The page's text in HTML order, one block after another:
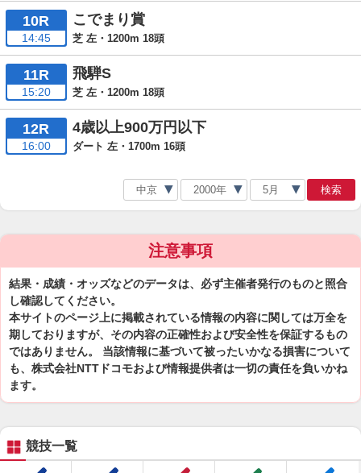
10R
14:45
こでまり賞
芝 左・1200m 18頭
11R
15:20
飛騨S
芝 左・1200m 18頭
12R
16:00
4歳以上900万円以下
ダート 左・1700m 16頭
検索
注意事項
結果・成績・オッズなどのデータは、必ず主催者発行のものと照合
し確認してください。
本サイトのページ上に掲載されている情報の内容に関しては万全を
期しておりますが、その内容の正確性および安全性を保証するもの
ではありません。 当該情報に基づいて被ったいかなる損害について
も、株式会社NTTドコモおよび情報提供者は一切の責任を負いかね
ます。
競技一覧